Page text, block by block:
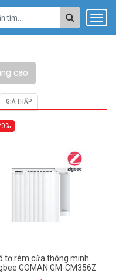
cao
GIÁ THẤP
tơ rèm cửa thông minh
GOMAN GM-CM356Z